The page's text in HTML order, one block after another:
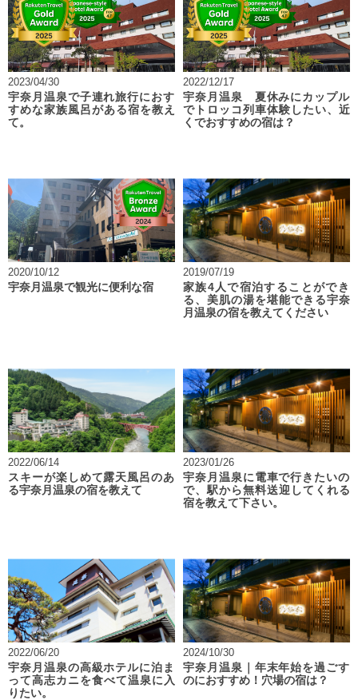
2023/04/30
宇奈月温泉で子連れ旅行におす
すめな家族風呂がある宿を教え
て。
2022/12/17
宇奈月温泉 夏休みにカップル
でトロッコ列車体験したい、近
くでおすすめの宿は？
2020/10/12
宇奈月温泉で観光に便利な宿
2019/07/19
家族4人で宿泊することができ
る、美肌の湯を堪能できる宇奈
月温泉の宿を教えてください
2022/06/14
スキーが楽しめて露天風呂のあ
る宇奈月温泉の宿を教えて
2023/01/26
宇奈月温泉に電車で行きたいの
で、駅から無料送迎してくれる
宿を教えて下さい。
2022/06/20
宇奈月温泉の高級ホテルに泊ま
って高志カニを食べて温泉に入
りたい。
2024/10/30
宇奈月温泉｜年末年始を過ごす
のにおすすめ！穴場の宿は？